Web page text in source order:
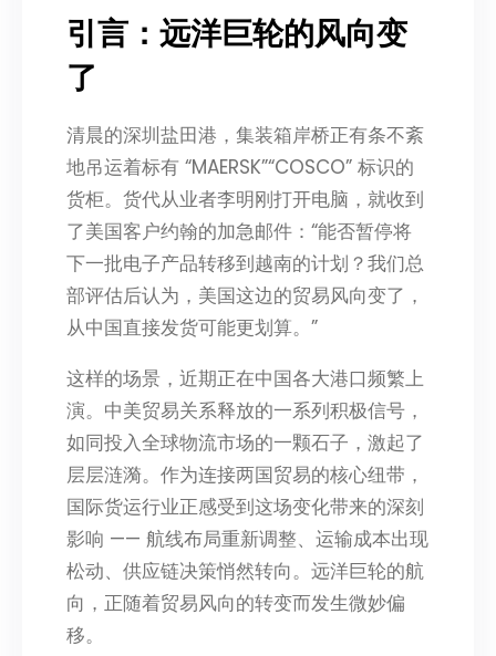
引言：远洋巨轮的风向变
了
清晨的深圳盐田港，集装箱岸桥正有条不紊
地吊运着标有 “MAERSK”“COSCO” 标识的
货柜。货代从业者李明刚打开电脑，就收到
了美国客户约翰的加急邮件：“能否暂停将
下一批电子产品转移到越南的计划？我们总
部评估后认为，美国这边的贸易风向变了，
从中国直接发货可能更划算。”
这样的场景，近期正在中国各大港口频繁上
演。中美贸易关系释放的一系列积极信号，
如同投入全球物流市场的一颗石子，激起了
层层涟漪。作为连接两国贸易的核心纽带，
国际货运行业正感受到这场变化带来的深刻
影响 —— 航线布局重新调整、运输成本出现
松动、供应链决策悄然转向。远洋巨轮的航
向，正随着贸易风向的转变而发生微妙偏
移。